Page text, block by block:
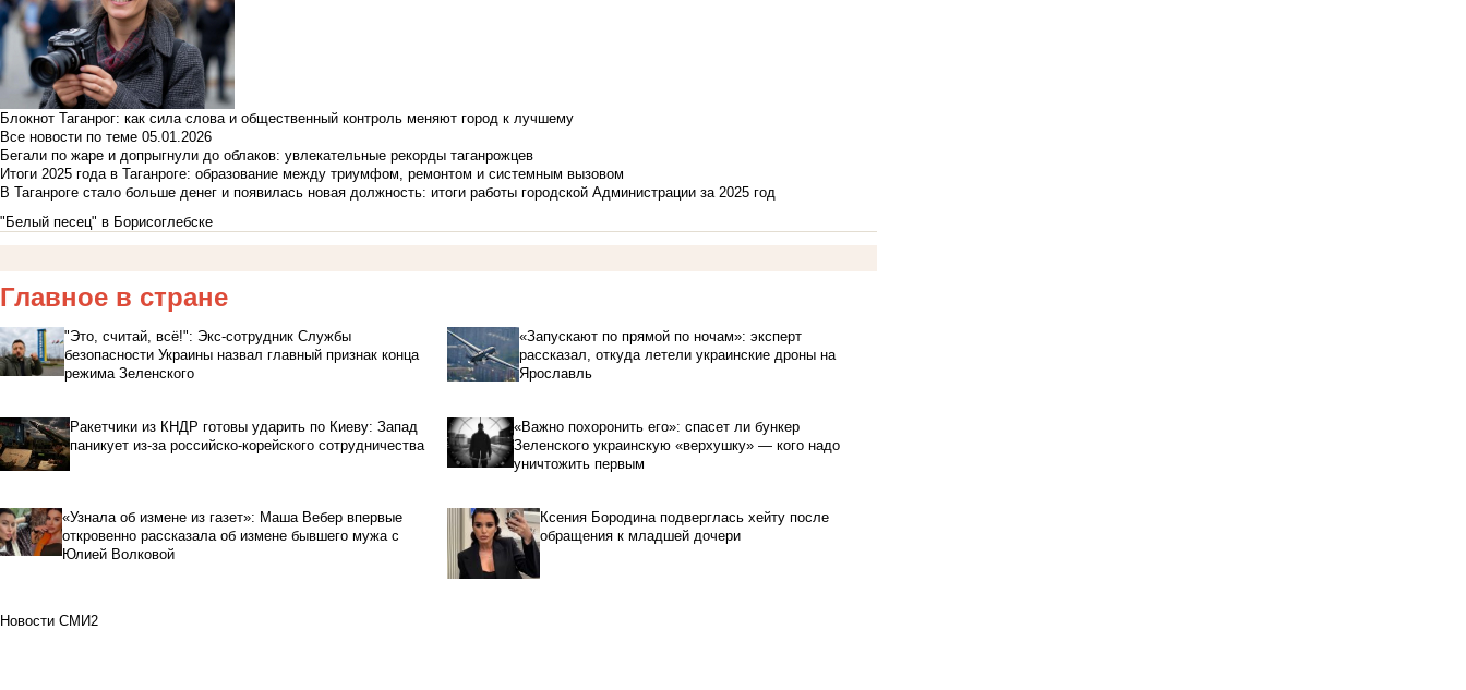
Блокнот Таганрог: как сила слова и общественный контроль меняют город к лучшему
Все новости по теме 05.01.2026
Бегали по жаре и допрыгнули до облаков: увлекательные рекорды таганрожцев
Итоги 2025 года в Таганроге: образование между триумфом, ремонтом и системным вызовом
В Таганроге стало больше денег и появилась новая должность: итоги работы городской Администрации за 2025 год
"Белый песец" в Борисоглебске
Главное в стране
"Это, считай, всё!": Экс-сотрудник Службы
безопасности Украины назвал главный признак конца
режима Зеленского
«Запускают по прямой по ночам»: эксперт
рассказал, откуда летели украинские дроны на
Ярославль
Ракетчики из КНДР готовы ударить по Киеву: Запад
паникует из-за российско-корейского сотрудничества
«Важно похоронить его»: спасет ли бункер
Зеленского украинскую «верхушку» — кого надо
уничтожить первым
«Узнала об измене из газет»: Маша Вебер впервые
откровенно рассказала об измене бывшего мужа с
Юлией Волковой
Ксения Бородина подверглась хейту после
обращения к младшей дочери
Новости СМИ2